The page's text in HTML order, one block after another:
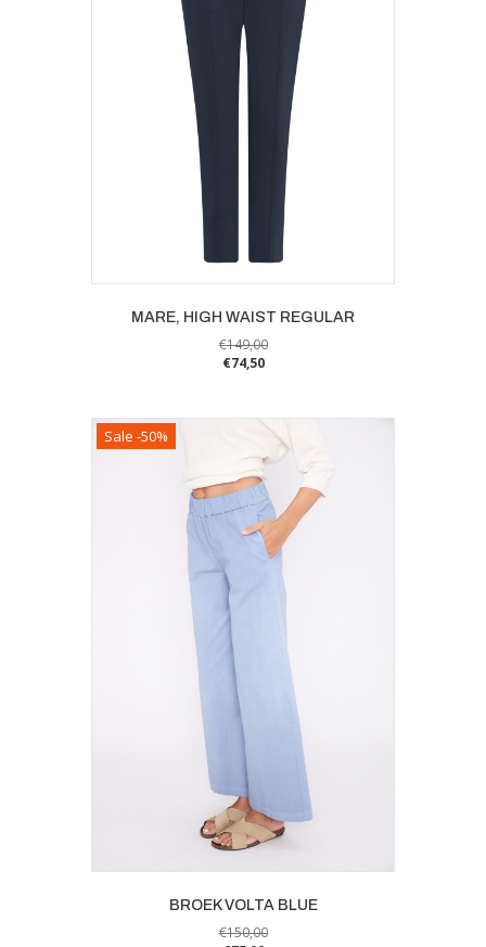
MARE, HIGH WAIST REGULAR
€149,00
€74,50
heeft
meerdere
variaties.
Deze
optie
kan
gekozen
worden
productpagina
Sale -50%
BROEK VOLTA BLUE
€150,00